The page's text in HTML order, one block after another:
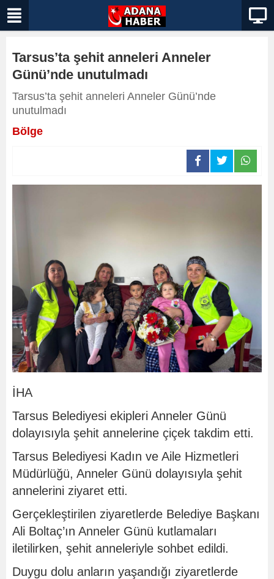
Tarsus’ta şehit anneleri Anneler
Günü’nde unutulmadı
Tarsus’ta şehit anneleri Anneler Günü’nde
unutulmadı
Bölge
İHA
Tarsus Belediyesi ekipleri Anneler Günü
dolayısıyla şehit annelerine çiçek takdim etti.
Tarsus Belediyesi Kadın ve Aile Hizmetleri
Müdürlüğü, Anneler Günü dolayısıyla şehit
annelerini ziyaret etti.
Gerçekleştirilen ziyaretlerde Belediye Başkanı
Ali Boltaç’ın Anneler Günü kutlamaları
iletilirken, şehit anneleriyle sohbet edildi.
Duygu dolu anların yaşandığı ziyaretlerde